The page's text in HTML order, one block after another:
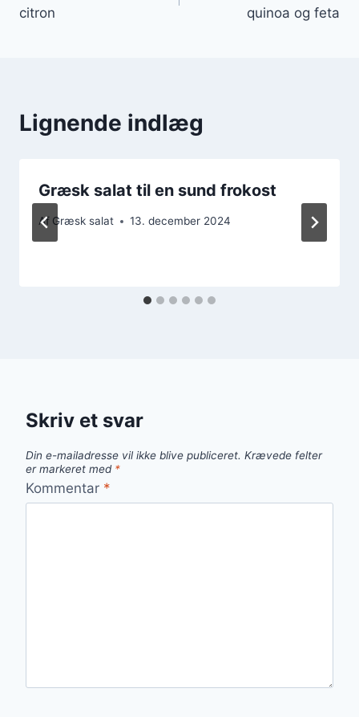
citron
quinoa og feta
Lignende indlæg
Græsk salat til en sund frokost
Af Græsk salat 13. december 2024
Skriv et svar
Din e-mailadresse vil ikke blive publiceret. Krævede felter
er markeret med *
Kommentar *